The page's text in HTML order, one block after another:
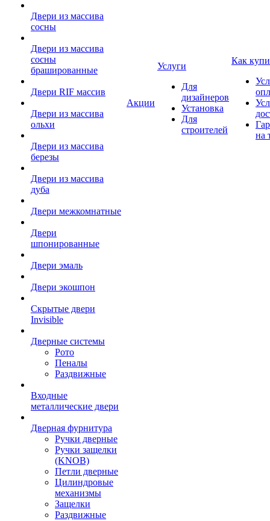
Двери из массива
сосны
Двери из массива
сосны
брашированные
Двери RIF массив
Двери из массива
ольхи
Двери из массива
березы
Двери из массива
дуба
Двери межкомнатные
Двери
шпонированные
Двери эмаль
Двери экошпон
Скрытые двери
Invisible
Дверные системы
Рото
Пеналы
Раздвижные
Входные
металлические двери
Дверная фурнитура
Ручки дверные
Ручки защелки
(KNOB)
Петли дверные
Цилиндровые
механизмы
Защелки
Раздвижные
Акции
Услуги
Для
дизайнеров
Установка
Для
строителей
Как
на